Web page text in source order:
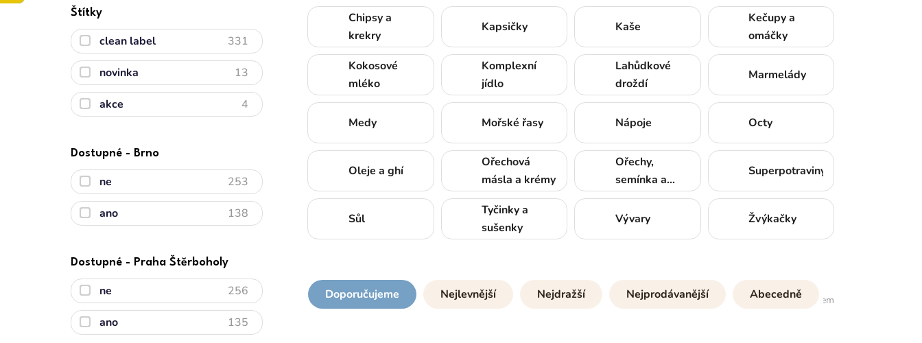
Štítky
clean label 331
novinka 13
akce 4
Dostupné - Brno
ne 253
ano 138
Dostupné - Praha Štěrboholy
ne 256
ano 135
Chipsy a
krekry
Kapsičky Kaše
Kečupy a
omáčky
Kokosové
mléko
Komplexní
jídlo
Lahůdkové
droždí
Marmelády
Medy Mořské řasy Nápoje Octy
Oleje a ghí
Ořechová
másla a krémy
Ořechy,
semínka a
sušené ovoce
Superpotraviny
Sůl
Tyčinky a
sušenky
Vývary Žvýkačky
391položek celkem
Doporučujeme Nejlevnější Nejdražší Nejprodávanější Abecedně